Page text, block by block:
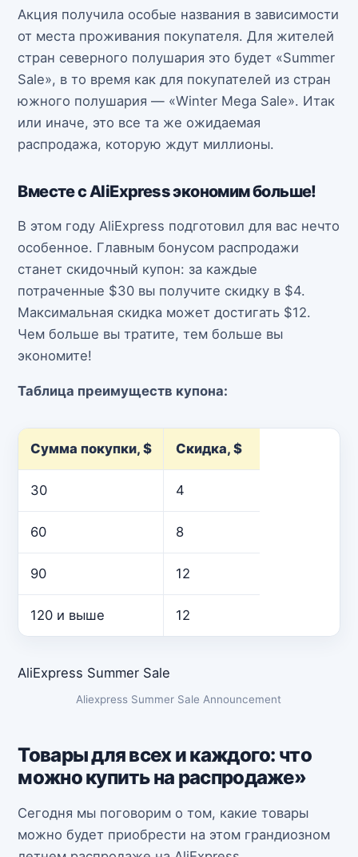
Акция получила особые названия в зависимости
от места проживания покупателя. Для жителей
стран северного полушария это будет «Summer
Sale», в то время как для покупателей из стран
южного полушария — «Winter Mega Sale». Итак
или иначе, это все та же ожидаемая
распродажа, которую ждут миллионы.
Вместе с AliExpress экономим больше!
В этом году AliExpress подготовил для вас нечто
особенное. Главным бонусом распродажи
станет скидочный купон: за каждые
потраченные $30 вы получите скидку в $4.
Максимальная скидка может достигать $12.
Чем больше вы тратите, тем больше вы
экономите!
Таблица преимуществ купона:
Сумма покупки, $ Скидка, $
30 4
60 8
90 12
120 и выше 12
AliExpress Summer Sale
Aliexpress Summer Sale Announcement
Товары для всех и каждого: что
можно купить на распродаже»
Сегодня мы поговорим о том, какие товары
можно будет приобрести на этом грандиозном